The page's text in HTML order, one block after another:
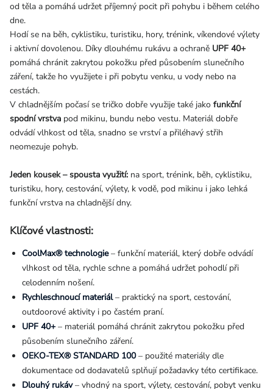
od těla a pomáhá udržet příjemný pocit při pohybu i během celého
dne.
Hodí se na běh, cyklistiku, turistiku, hory, trénink, víkendové výlety
i aktivní dovolenou. Díky dlouhému rukávu a ochraně UPF 40+
pomáhá chránit zakrytou pokožku před působením slunečního
záření, takže ho využijete i při pobytu venku, u vody nebo na
cestách.
V chladnějším počasí se tričko dobře využije také jako funkční
spodní vrstva pod mikinu, bundu nebo vestu. Materiál dobře
odvádí vlhkost od těla, snadno se vrství a přiléhavý střih
neomezuje pohyb.
Jeden kousek – spousta využití: na sport, trénink, běh, cyklistiku,
turistiku, hory, cestování, výlety, k vodě, pod mikinu i jako lehká
funkční vrstva na chladnější dny.
Klíčové vlastnosti:
CoolMax® technologie– funkční materiál, který dobře odvádí
vlhkost od těla, rychle schne a pomáhá udržet pohodlí při
celodenním nošení.
Rychleschnoucí materiál– praktický na sport, cestování,
outdoorové aktivity i po častém praní.
UPF 40+– materiál pomáhá chránit zakrytou pokožku před
působením slunečního záření.
OEKO-TEX® STANDARD 100– použité materiály dle
dokumentace od dodavatelů splňují požadavky této certifikace.
Dlouhý rukáv– vhodný na sport, výlety, cestování, pobyt venku